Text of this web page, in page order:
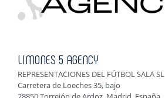
LIMONES 5 AGENCY
REPRESENTACIONES DEL FÚTBOL SALA SL
Carretera de Loeches 35, bajo